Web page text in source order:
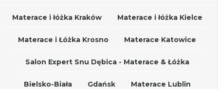
Materace i łóżka Kraków Materace i łóżka Kielce
Materace i Łóżka Krosno Materace Katowice
Salon Expert Snu Dębica - Materace & Łóżka
Bielsko-Biała Gdańsk Materace Lublin